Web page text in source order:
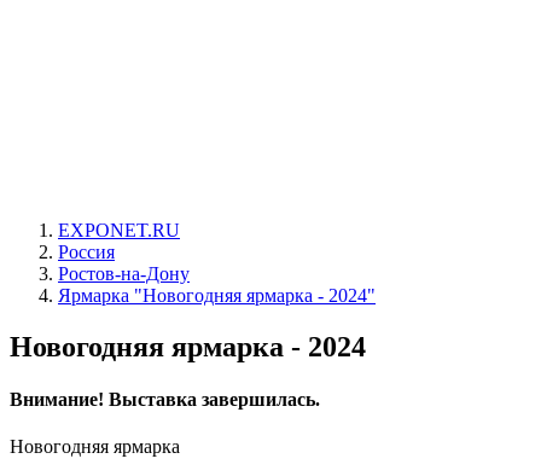
EXPONET.RU
Россия
Ростов-на-Дону
Ярмарка "Новогодняя ярмарка - 2024"
Новогодняя ярмарка - 2024
Внимание! Выставка завершилась.
Новогодняя ярмарка